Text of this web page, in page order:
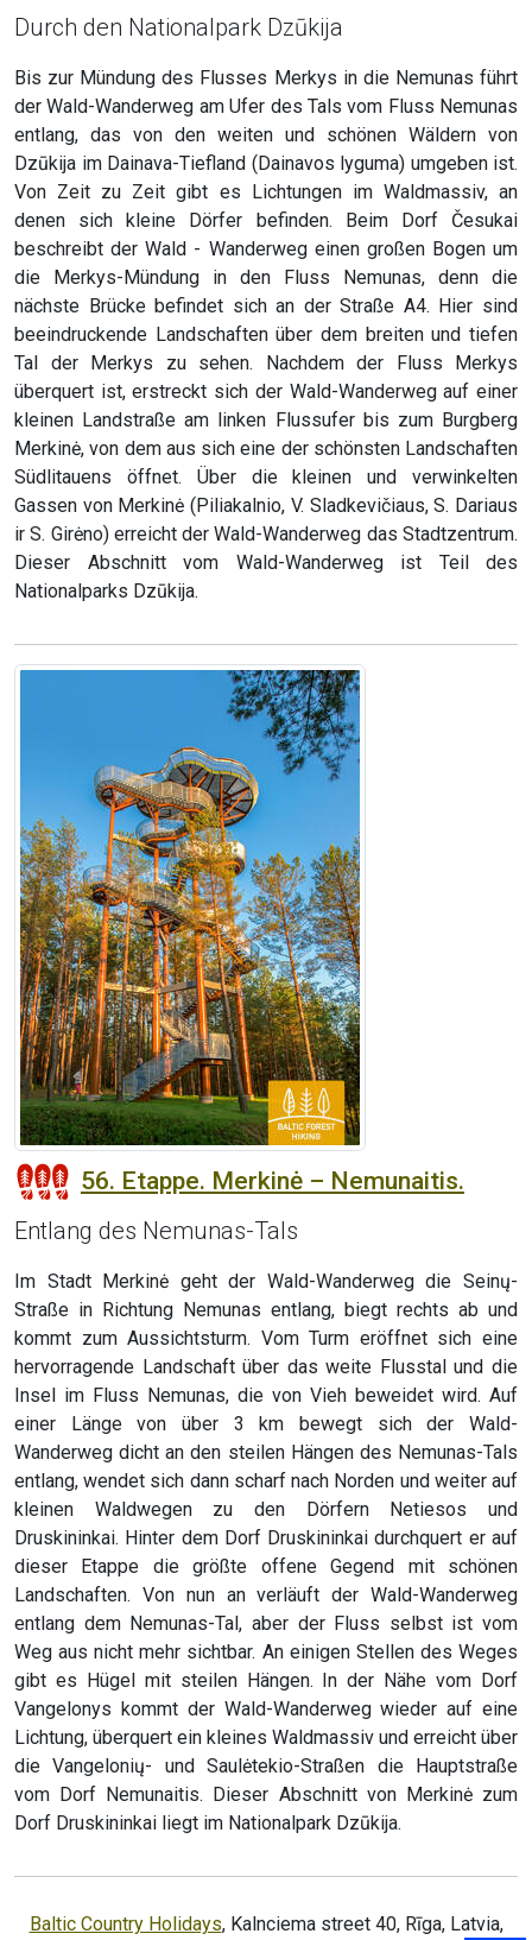
Durch den Nationalpark Dzūkija
Bis zur Mündung des Flusses Merkys in die Nemunas führt
der Wald-Wanderweg am Ufer des Tals vom Fluss Nemunas
entlang, das von den weiten und schönen Wäldern von
Dzūkija im Dainava-Tiefland (Dainavos lyguma) umgeben ist.
Von Zeit zu Zeit gibt es Lichtungen im Waldmassiv, an
denen sich kleine Dörfer befinden. Beim Dorf Česukai
beschreibt der Wald - Wanderweg einen großen Bogen um
die Merkys-Mündung in den Fluss Nemunas, denn die
nächste Brücke befindet sich an der Straße A4. Hier sind
beeindruckende Landschaften über dem breiten und tiefen
Tal der Merkys zu sehen. Nachdem der Fluss Merkys
überquert ist, erstreckt sich der Wald-Wanderweg auf einer
kleinen Landstraße am linken Flussufer bis zum Burgberg
Merkinė, von dem aus sich eine der schönsten Landschaften
Südlitauens öffnet. Über die kleinen und verwinkelten
Gassen von Merkinė (Piliakalnio, V. Sladkevičiaus, S. Dariaus
ir S. Girėno) erreicht der Wald-Wanderweg das Stadtzentrum.
Dieser Abschnitt vom Wald-Wanderweg ist Teil des
Nationalparks Dzūkija.
56. Etappe. Merkinė – Nemunaitis.
Entlang des Nemunas-Tals
Im Stadt Merkinė geht der Wald-Wanderweg die Seinų-
Straße in Richtung Nemunas entlang, biegt rechts ab und
kommt zum Aussichtsturm. Vom Turm eröffnet sich eine
hervorragende Landschaft über das weite Flusstal und die
Insel im Fluss Nemunas, die von Vieh beweidet wird. Auf
einer Länge von über 3 km bewegt sich der Wald-
Wanderweg dicht an den steilen Hängen des Nemunas-Tals
entlang, wendet sich dann scharf nach Norden und weiter auf
kleinen Waldwegen zu den Dörfern Netiesos und
Druskininkai. Hinter dem Dorf Druskininkai durchquert er auf
dieser Etappe die größte offene Gegend mit schönen
Landschaften. Von nun an verläuft der Wald-Wanderweg
entlang dem Nemunas-Tal, aber der Fluss selbst ist vom
Weg aus nicht mehr sichtbar. An einigen Stellen des Weges
gibt es Hügel mit steilen Hängen. In der Nähe vom Dorf
Vangelonys kommt der Wald-Wanderweg wieder auf eine
Lichtung, überquert ein kleines Waldmassiv und erreicht über
die Vangelonių- und Saulėtekio-Straßen die Hauptstraße
vom Dorf Nemunaitis. Dieser Abschnitt von Merkinė zum
Dorf Druskininkai liegt im Nationalpark Dzūkija.
Baltic Country Holidays, Kalnciema street 40, Rīga, Latvia,